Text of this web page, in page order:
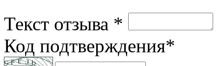
Текст отзыва *
Код подтверждения*